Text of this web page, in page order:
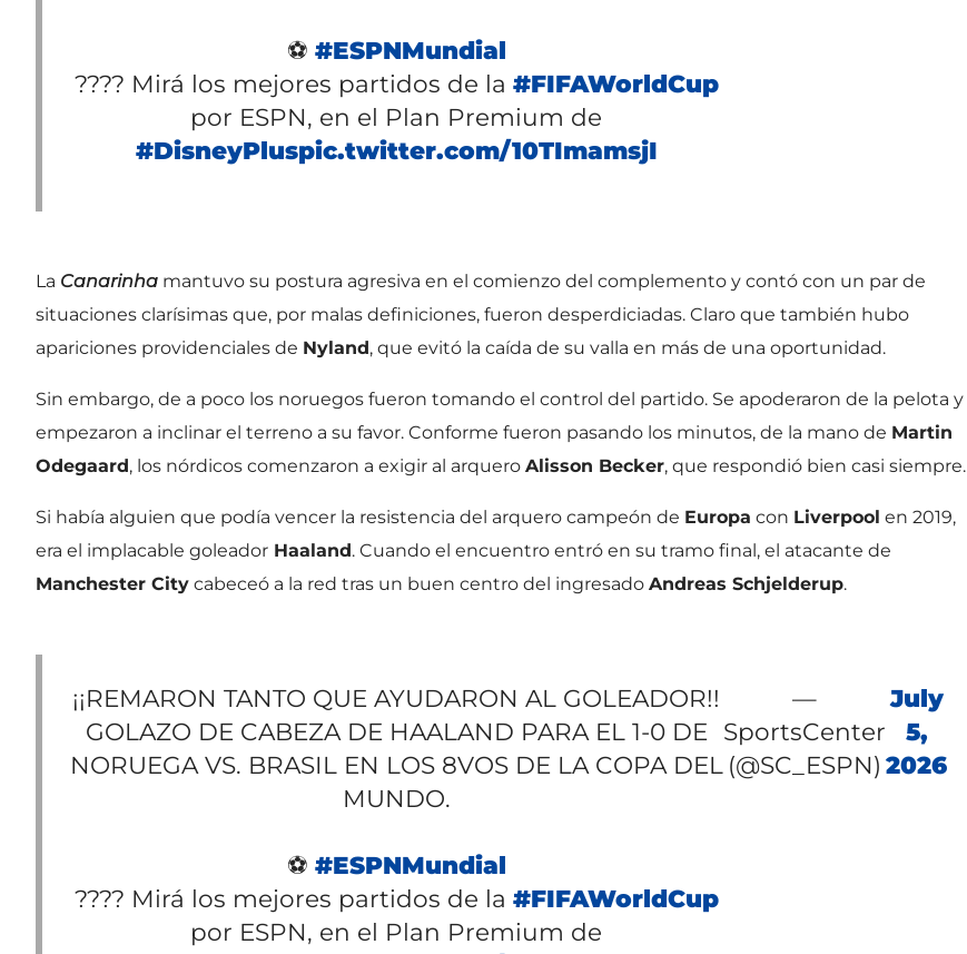
⚽ #ESPNMundial
???? Mirá los mejores partidos de la #FIFAWorldCup
por ESPN, en el Plan Premium de
#DisneyPluspic.twitter.com/10TImamsjI
La Canarinha mantuvo su postura agresiva en el comienzo del complemento y contó con un par de
situaciones clarísimas que, por malas definiciones, fueron desperdiciadas. Claro que también hubo
apariciones providenciales de Nyland, que evitó la caída de su valla en más de una oportunidad.
Sin embargo, de a poco los noruegos fueron tomando el control del partido. Se apoderaron de la pelota y
empezaron a inclinar el terreno a su favor. Conforme fueron pasando los minutos, de la mano de Martin
Odegaard, los nórdicos comenzaron a exigir al arquero Alisson Becker, que respondió bien casi siempre.
Si había alguien que podía vencer la resistencia del arquero campeón de Europa con Liverpool en 2019,
era el implacable goleador Haaland. Cuando el encuentro entró en su tramo final, el atacante de
Manchester City cabeceó a la red tras un buen centro del ingresado Andreas Schjelderup.
¡¡REMARON TANTO QUE AYUDARON AL GOLEADOR!!
GOLAZO DE CABEZA DE HAALAND PARA EL 1-0 DE
NORUEGA VS. BRASIL EN LOS 8VOS DE LA COPA DEL
MUNDO.
⚽ #ESPNMundial
???? Mirá los mejores partidos de la #FIFAWorldCup
por ESPN, en el Plan Premium de
—
SportsCenter
(@SC_ESPN)
July
5,
2026